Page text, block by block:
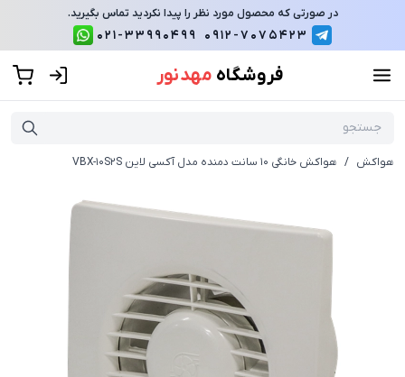
در صورتی که محصول مورد نظر را پیدا نکردید تماس بگیرید.
0912-7075423
021-33990499
فروشگاه مهد نور
هواکش / هواکش خانگی 10 سانت دمنده مدل آکسی لاین VBX-10S2S